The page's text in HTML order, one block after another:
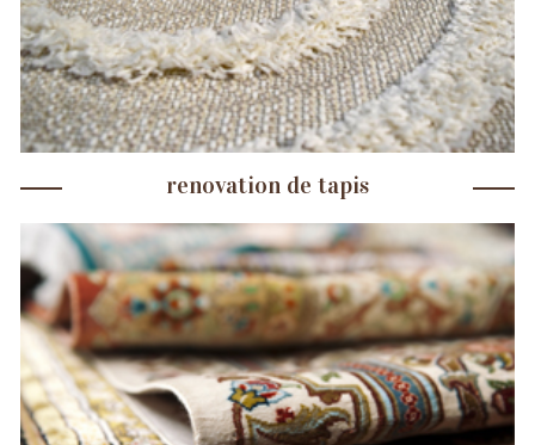
renovation de tapis